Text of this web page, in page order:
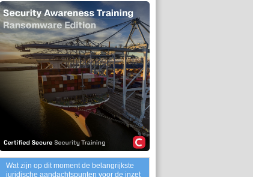
Wat zijn op dit moment de belangrijkste
juridische aandachtspunten voor de inzet